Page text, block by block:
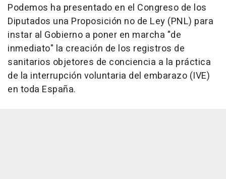
Podemos ha presentado en el Congreso de los
Diputados una Proposición no de Ley (PNL) para
instar al Gobierno a poner en marcha "de
inmediato" la creación de los registros de
sanitarios objetores de conciencia a la práctica
de la interrupción voluntaria del embarazo (IVE)
en toda España.